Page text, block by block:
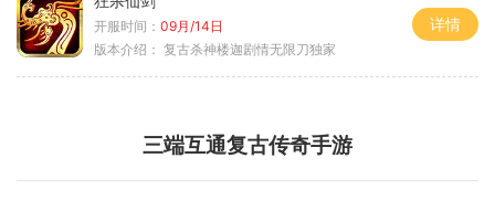
开服时间： 09月/14日
版本介绍： 复古杀神楼迦剧情无限刀独家
详情
三端互通复古传奇手游